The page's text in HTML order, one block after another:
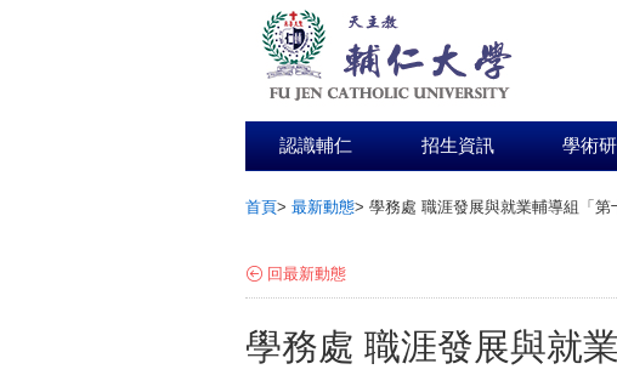
認識輔仁 招生資訊 學術
首頁> 最新動態> 學務處 職涯發展與就業輔導組「
回最新動態
學務處 職涯發展與就